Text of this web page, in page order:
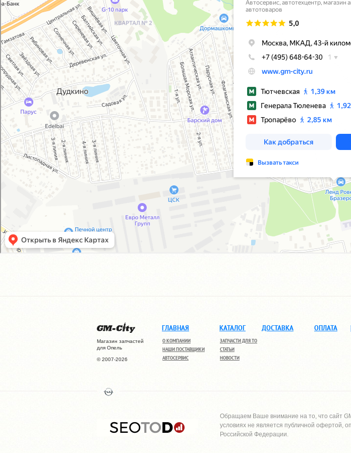
Магазин запчастей
для Опель
© 2007-2026
ГЛАВНАЯ
О КОМПАНИИ
НАШИ ПОСТАВЩИКИ
АВТОСЕРВИС
КАТАЛОГ
ЗАПЧАСТИ ДЛЯ ТО
СТАТЬИ
НОВОСТИ
ДОСТАВКА ОПЛАТА
Обращаем Ваше внимание на то, что сайт
условиях не является публичной офертой,
Российской Федерации.